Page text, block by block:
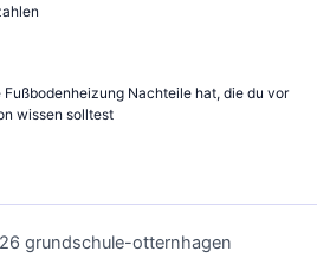
Fußbodenheizung Nachteile hat, die du vor
wissen solltest
grundschule-otternhagen